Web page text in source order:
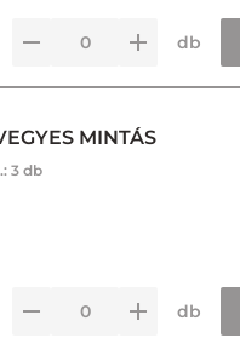
db
MINTÁS
3 db
db